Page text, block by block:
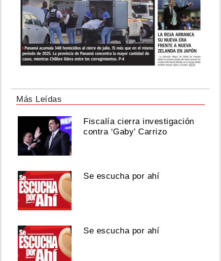
Más Leídas
Fiscalía cierra investigación
contra ‘Gaby’ Carrizo
Se escucha por ahí
Se escucha por ahí